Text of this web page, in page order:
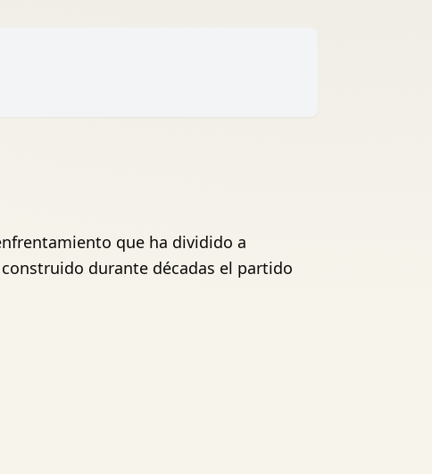
que ha dividido a
durante décadas el partido